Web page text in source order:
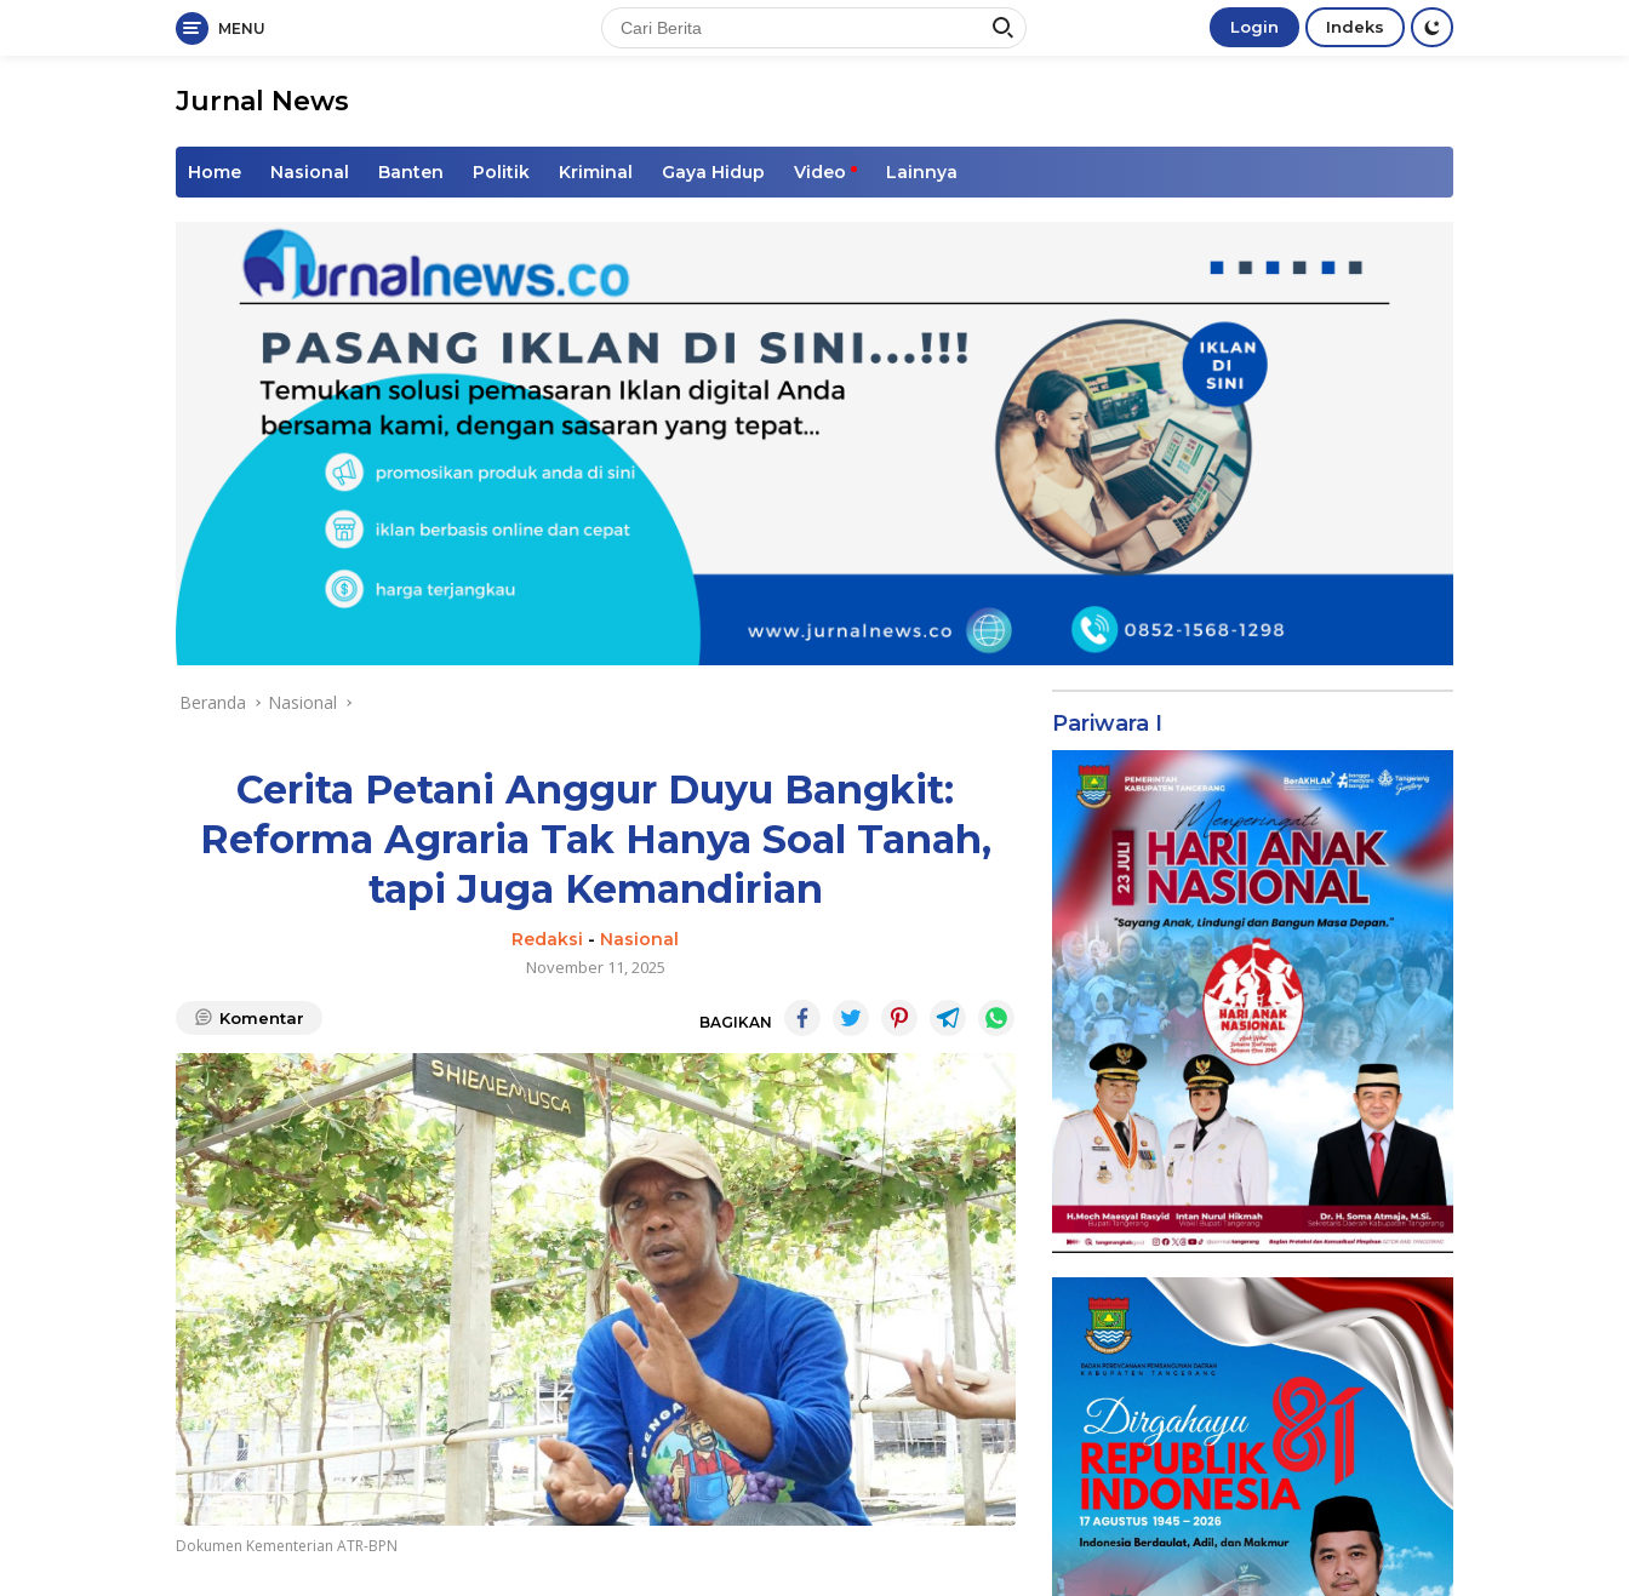
MENU Login Indeks
Jurnal News
Informasi
Home Nasional Banten Politik Kriminal Gaya Hidup Video Lainnya
Beranda Nasional
Cerita Petani Anggur Duyu Bangkit:
Reforma Agraria Tak Hanya Soal Tanah,
tapi Juga Kemandirian
Redaksi - Nasional
November 11, 2025
Komentar BAGIKAN
Dokumen Kementerian ATR-BPN
Pariwara I